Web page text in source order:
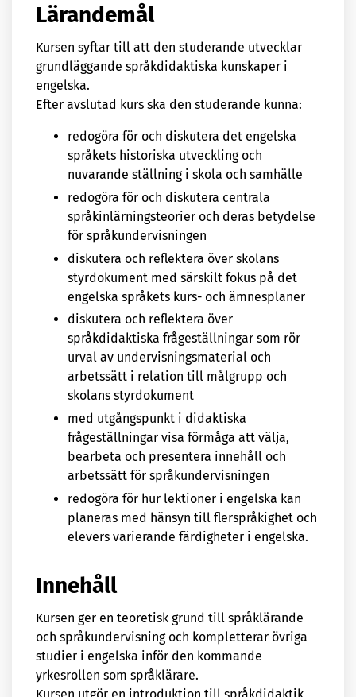
Lärandemål
Kursen syftar till att den studerande utvecklar
grundläggande språkdidaktiska kunskaper i
engelska.
Efter avslutad kurs ska den studerande kunna:
redogöra för och diskutera det engelska
språkets historiska utveckling och
nuvarande ställning i skola och samhälle
redogöra för och diskutera centrala
språkinlärningsteorier och deras betydelse
för språkundervisningen
diskutera och reflektera över skolans
styrdokument med särskilt fokus på det
engelska språkets kurs- och ämnesplaner
diskutera och reflektera över
språkdidaktiska frågeställningar som rör
urval av undervisningsmaterial och
arbetssätt i relation till målgrupp och
skolans styrdokument
med utgångspunkt i didaktiska
frågeställningar visa förmåga att välja,
bearbeta och presentera innehåll och
arbetssätt för språkundervisningen
redogöra för hur lektioner i engelska kan
planeras med hänsyn till flerspråkighet och
elevers varierande färdigheter i engelska.
Innehåll
Kursen ger en teoretisk grund till språklärande
och språkundervisning och kompletterar övriga
studier i engelska inför den kommande
yrkesrollen som språklärare.
Kursen utgör en introduktion till språkdidaktik